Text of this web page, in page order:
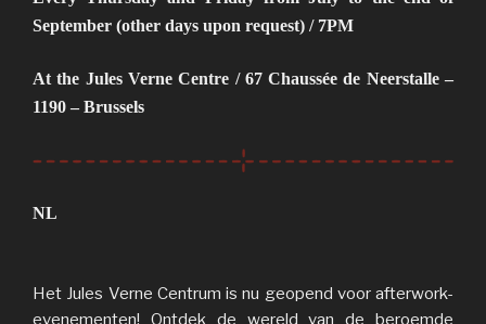
September (other days upon request) / 7PM
At the Jules Verne Centre / 67 Chaussée de Neerstalle –
1190 – Brussels
NL
Het Jules Verne Centrum is nu geopend voor afterwork-
evenementen! Ontdek de wereld van de beroemde